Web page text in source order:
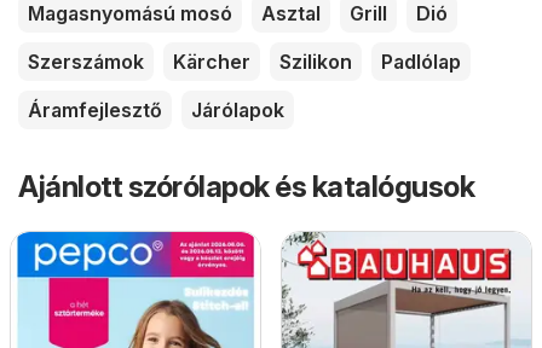
Magasnyomású mosó
Asztal Grill
Dió
Szerszámok
Kärcher Szilikon
Padlólap
Áramfejlesztő
Járólapok
Ajánlott szórólapok és katalógusok